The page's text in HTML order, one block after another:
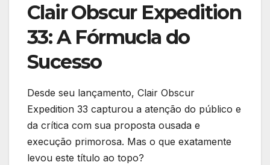
Clair Obscur Expedition
33: A Fórmucla do
Sucesso
Desde seu lançamento, Clair Obscur
Expedition 33 capturou a atenção do público e
da crítica com sua proposta ousada e
execução primorosa. Mas o que exatamente
levou este título ao topo?